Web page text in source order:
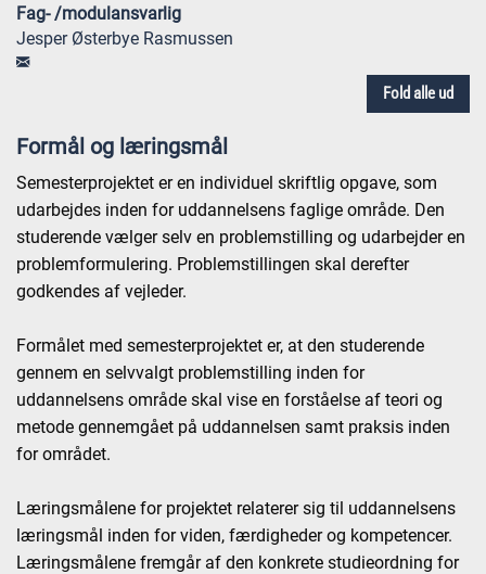
Fag- /modulansvarlig
Jesper Østerbye Rasmussen
Fold alle ud
Formål og læringsmål
Semesterprojektet er en individuel skriftlig opgave, som
udarbejdes inden for uddannelsens faglige område. Den
studerende vælger selv en problemstilling og udarbejder en
problemformulering. Problemstillingen skal derefter
godkendes af vejleder.
Formålet med semesterprojektet er, at den studerende
gennem en selvvalgt problemstilling inden for
uddannelsens område skal vise en forståelse af teori og
metode gennemgået på uddannelsen samt praksis inden
for området.
Læringsmålene for projektet relaterer sig til uddannelsens
læringsmål inden for viden, færdigheder og kompetencer.
Læringsmålene fremgår af den konkrete studieordning for